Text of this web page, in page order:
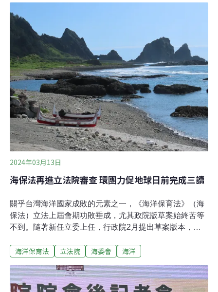
全國NGOs環境會議。環境部環境保護司司長蔡孟裕、立
法委員謝衣鳯與前立法委員陳曼麗、陳椒華等也與會交
流。蔡孟裕表示，截至2024年3月8日止，列管的提案共有
96案，環境部會持續追蹤各部會的進度，從不同崗位上為
環境一起努力。今年會議的環境議題，向各團體徵求與討
論的面向涵蓋能源減碳、循環經濟、公害污染、水資源、
棲地保育、原住民環境議題、海洋政策、動物保護、國土
議題、其他議題等十項主
2024年03月13日
海保法再進立法院審查 環團力促地球日前完成三讀
關乎台灣海洋國家成敗的元素之一，《海洋保育法》（海
保法）立法上屆會期功敗垂成，尤其政院版草案始終苦等
不到。隨著新任立委上任，行政院2月提出草案版本，並
者會，訴求4月22日地球日前通過海保法，實踐台灣海洋
海洋保育立法院第11屆第一會期內政委員會審查海保法草
案，海洋委員會主委管碧玲率先業務報告，並摘要海保法
海洋保育法 立法院 海委會 海洋